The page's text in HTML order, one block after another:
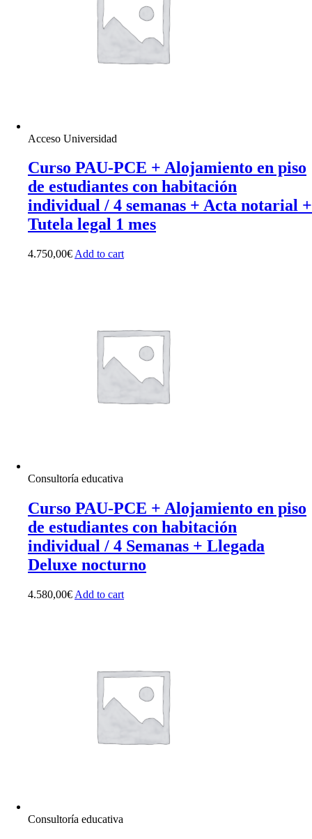
Acceso Universidad
Curso PAU-PCE + Alojamiento en piso
de estudiantes con habitación
individual / 4 semanas + Acta notarial +
Tutela legal 1 mes
4.750,00€ Add to cart
Consultoría educativa
Curso PAU-PCE + Alojamiento en piso
de estudiantes con habitación
individual / 4 Semanas + Llegada
Deluxe nocturno
4.580,00€ Add to cart
Consultoría educativa